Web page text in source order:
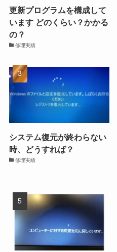
更新プログラムを構成して
います どのくらい？かかる
の？
修理実績
システム復元が終わらない
時、どうすれば？
修理実績